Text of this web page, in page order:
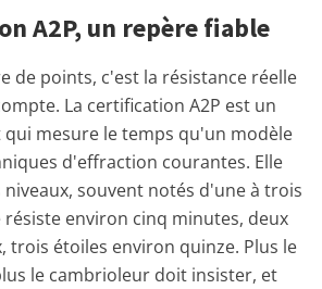
A2P, un repère fiable
de points, c'est la résistance réelle
La certification A2P est un
mesure le temps qu'un modèle
d'effraction courantes. Elle
souvent notés d'une à trois
résiste environ cinq minutes, deux
trois étoiles environ quinze. Plus le
le cambrioleur doit insister, et